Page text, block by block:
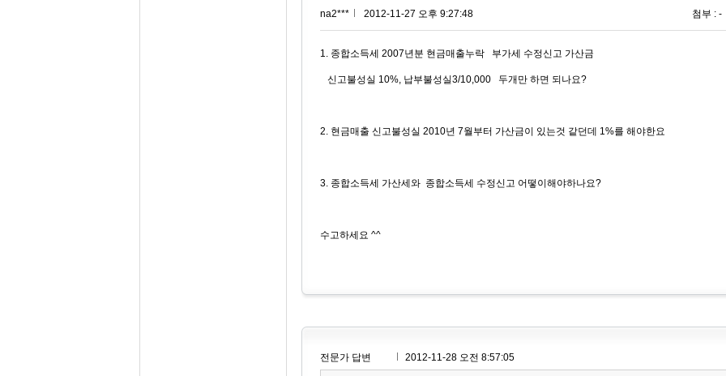
na2*** 2012-11-27 오후 9:27:48 첨부 : -
1. 종합소득세 2007년분 현금매출누락 부가세 수정신고 가산금
신고불성실 10%, 납부불성실3/10,000 두개만 하면 되나요?
2. 현금매출 신고불성실 2010년 7월부터 가산금이 있는것 같던데 1%를 해야한요
3. 종합소득세 가산세와 종합소득세 수정신고 어떻이해야하나요?
수고하세요 ^^
전문가 답변 2012-11-28 오전 8:57:05